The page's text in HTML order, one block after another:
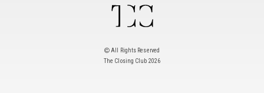
All Rights Reserved
The Closing Club 2026